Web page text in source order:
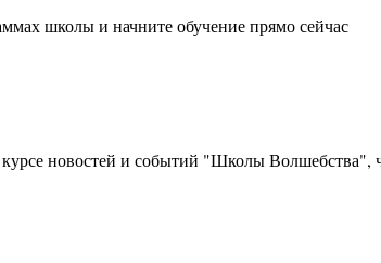
школы и начните обучение прямо сейчас
курсе новостей и событий "Школы